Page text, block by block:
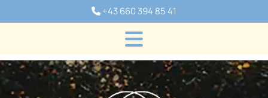
 +43 660 394 85 41